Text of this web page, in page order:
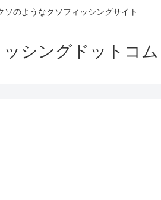
ソのようなクソフィッシングサイト
シングドットコム